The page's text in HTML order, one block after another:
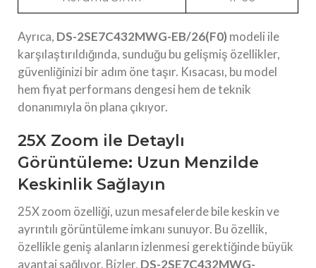
Ayrıca, DS-2SE7C432MWG-EB/26(F0) modeli ile
karşılaştırıldığında, sunduğu bu gelişmiş özellikler,
güvenliğinizi bir adım öne taşır. Kısacası, bu model
hem fiyat performans dengesi hem de teknik
donanımıyla ön plana çıkıyor.
25X Zoom ile Detaylı
Görüntüleme: Uzun Menzilde
Keskinlik Sağlayın
25X zoom özelliği, uzun mesafelerde bile keskin ve
ayrıntılı görüntüleme imkanı sunuyor. Bu özellik,
özellikle geniş alanların izlenmesi gerektiğinde büyük
avantaj sağlıyor. Bizler, DS-2SE7C432MWG-